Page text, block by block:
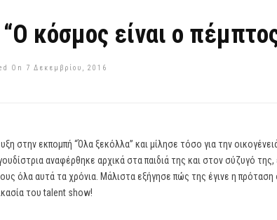
κόσμος είναι ο
On 7 Δεκεμβρίου, 2016
στην εκπομπή “Όλα ξεκόλλα” και μίλησε τόσο για την
αναφέρθηκε αρχικά στα παιδιά της και στον σύζυγό της,
όλα αυτά τα χρόνια. Μάλιστα εξήγησε πώς της έγινε η
του talent show!